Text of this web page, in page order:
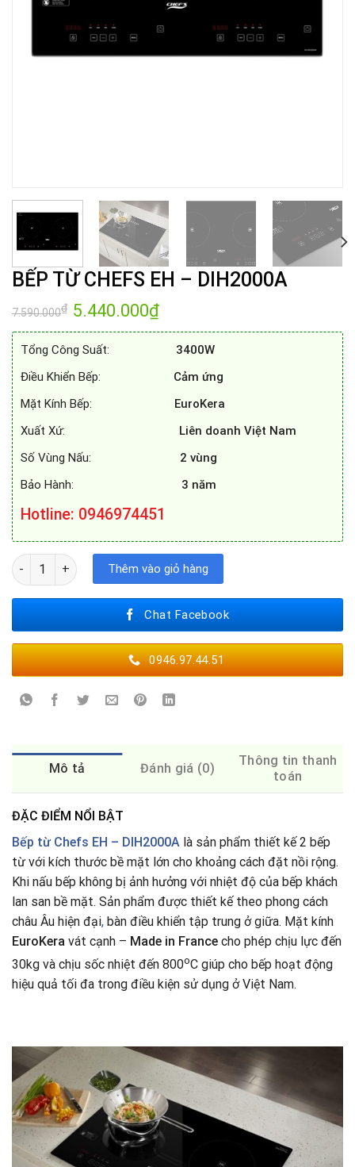
BẾP TỪ CHEFS EH – DIH2000A
7.590.000₫ Giá
gốc
là:
7.590.000₫.
5.440.000₫Giá
tại
5.440.000₫.
Tổng Công Suất:
3400W
Điều Khiển Bếp: Cảm ứng
Mặt Kính Bếp:
EuroKera
Xuất Xứ:
Liên doanh Việt Nam
Số Vùng Nấu: 2 vùng
Bảo Hành: 3 năm
Hotline: 0946974451
BẾP TỪ CHEFS EH - DIH2000A số lượng
Thêm vào giỏ hàng
Chat Facebook
0946.97.44.51
Mô tả Đánh giá (0)
Thông tin thanh
toán
ĐẶC ĐIỂM NỔI BẬT
Bếp từ Chefs EH – DIH2000A là sản phẩm thiết kế 2 bếp
từ với kích thước bề mặt lớn cho khoảng cách đặt nồi rộng.
Khi nấu bếp không bị ảnh hưởng với nhiệt độ của bếp khách
lan san bề mặt. Sản phẩm được thiết kế theo phong cách
châu Âu hiện đại, bàn điều khiển tập trung ở giữa. Mặt kính
EuroKera vát cạnh – Made in France cho phép chịu lực đến
30kg và chịu sốc nhiệt đến 800oC giúp cho bếp hoạt động
hiệu quả tối đa trong điều kiện sử dụng ở Việt Nam.